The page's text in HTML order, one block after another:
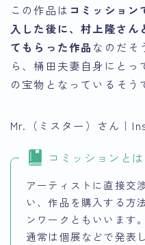
この作品は コミッション
入した後に、村上隆さん
てもらった作品 なのだそ
ら、桶田夫妻自身にと
の宝物となっているそう
Mr.（ミスター）さん｜
コミッションとは
アーティストに直接交
い、作品を購入する方
ンワークともいいます。
通常は個展などで発表